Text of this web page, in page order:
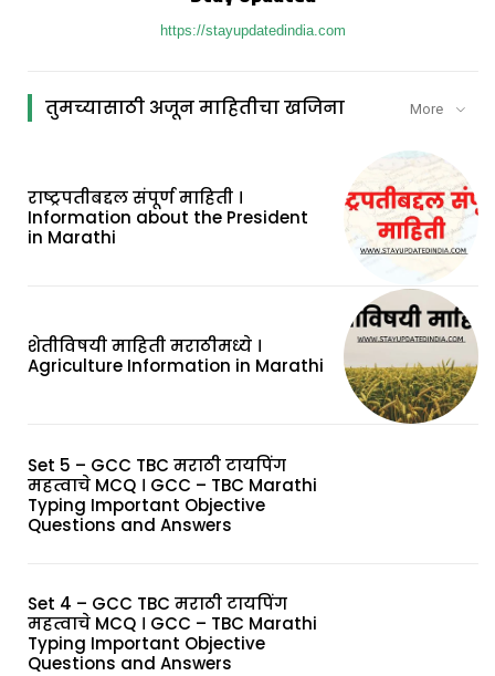
https://stayupdatedindia.com
तुमच्यासाठी अजून माहितीचा खजिना More
राष्ट्रपतीबद्दल संपूर्ण माहिती ।
Information about the President
in Marathi
शेतीविषयी माहिती मराठीमध्ये ।
Agriculture Information in Marathi
Set 5 – GCC TBC मराठी टायपिंग
महत्वाचे MCQ । GCC – TBC Marathi
Typing Important Objective
Questions and Answers
Set 4 – GCC TBC मराठी टायपिंग
महत्वाचे MCQ । GCC – TBC Marathi
Typing Important Objective
Questions and Answers